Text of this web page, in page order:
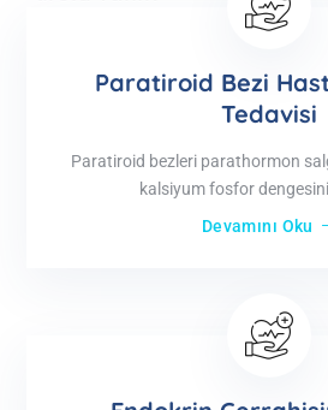
Paratiroid Bezi
Tedavisi
Paratiroid bezleri parathormon
kalsiyum fosfor
Devamını Oku